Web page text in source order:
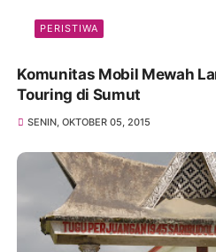
PERISTIWA
Komunitas Mobil Mewah
Touring di Sumut
SENIN, OKTOBER 05, 2015